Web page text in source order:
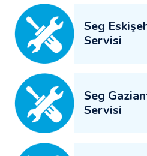
Seg
Servisi
Seg
Servisi